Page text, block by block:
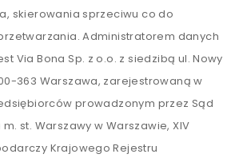
skierowania sprzeciwu co do
Administratorem danych
Via Bona Sp. z o.o. z siedzibą ul. Nowy
363 Warszawa, zarejestrowaną w
prowadzonym przez Sąd
st. Warszawy w Warszawie, XIV
Krajowego Rejestru